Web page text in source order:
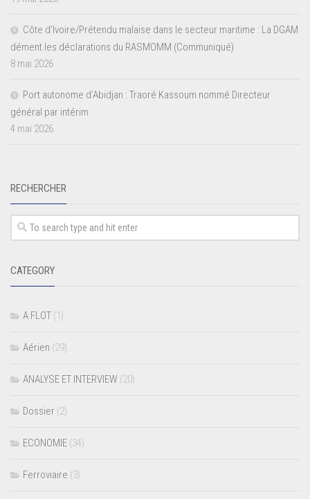
Côte d’Ivoire/Prétendu malaise dans le secteur maritime : La DGAM
dément les déclarations du RASMOMM (Communiqué)
8 mai 2026
Port autonome d’Abidjan : Traoré Kassoum nommé Directeur
général par intérim
4 mai 2026
RECHERCHER
CATEGORY
A FLOT (1)
Aérien (29)
ANALYSE ET INTERVIEW (20)
Dossier (2)
ECONOMIE (34)
Ferroviaire (3)